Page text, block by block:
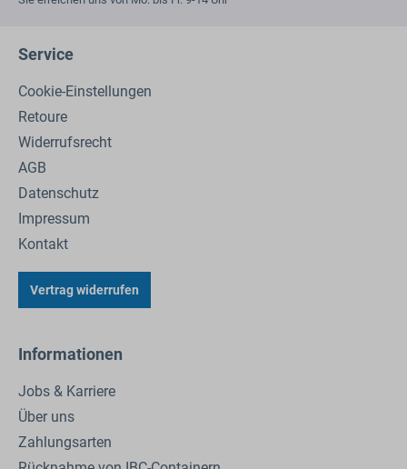
Service
Cookie-Einstellungen
Retoure
Widerrufsrecht
AGB
Datenschutz
Impressum
Kontakt
Vertrag widerrufen
Informationen
Jobs & Karriere
Über uns
Zahlungsarten